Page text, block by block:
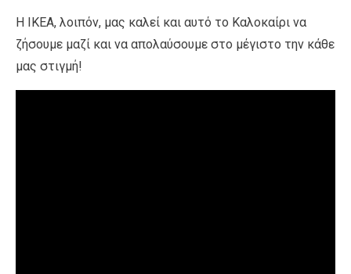
Η ΙΚΕΑ, λοιπόν, μας καλεί και αυτό το Καλοκαίρι να
ζήσουμε μαζί και να απολαύσουμε στο μέγιστο την κάθε
μας στιγμή!